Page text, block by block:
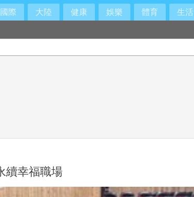
國際 大陸 健康 娛樂 體育 生活
續幸福職場